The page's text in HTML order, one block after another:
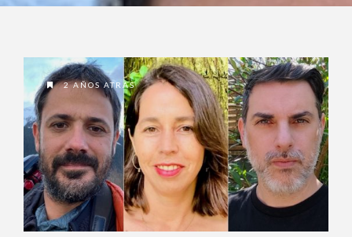
2 AÑOS ATRAS
¿ No tiene una suscripción digital a
Encuentros El Mercurio ?
Suscríbase